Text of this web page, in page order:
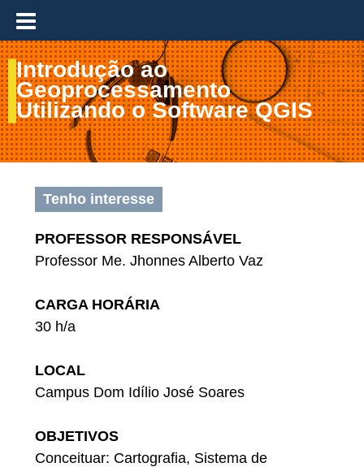
≡
Introdução ao
Geoprocessamento
Utilizando o Software QGIS
Tenho interesse
PROFESSOR RESPONSÁVEL
Professor Me. Jhonnes Alberto Vaz
CARGA HORÁRIA
30 h/a
LOCAL
Campus Dom Idílio José Soares
OBJETIVOS
Conceituar: Cartografia, Sistema de